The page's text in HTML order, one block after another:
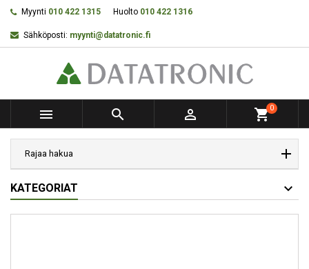
Myynti 010 422 1315 Huolto 010 422 1316
Sähköposti: myynti@datatronic.fi
   shopping_cart0
Rajaa hakua
KATEGORIAT